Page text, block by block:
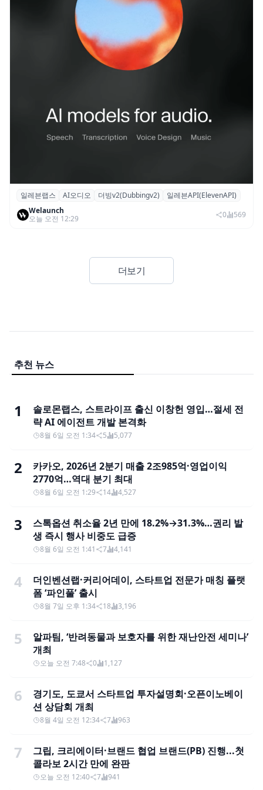
일레븐랩스, 감정·퍼포먼스 재현하는 ‘더빙
v2’ API 공개
일레븐랩스 AI오디오 더빙v2(Dubbingv2)
일레븐API(ElevenAPI)
Welaunch
오늘 오전 12:29
0 569
더보기
추천 뉴스
1
솔로몬랩스, 스트라이프 출신 이창헌 영입…절세 전
략 AI 에이전트 개발 본격화
8월 6일 오전 1:34 5 5,077
2
카카오, 2026년 2분기 매출 2조985억·영업이익
2770억…역대 분기 최대
8월 6일 오전 1:29 14 4,527
3
스톡옵션 취소율 2년 만에 18.2%→31.3%…권리 발
생 즉시 행사 비중도 급증
8월 6일 오전 1:41 7 4,141
4
더인벤션랩·커리어데이, 스타트업 전문가 매칭 플랫
폼 ‘파인풀’ 출시
8월 7일 오후 1:34 18 3,196
5
알파팀, ‘반려동물과 보호자를 위한 재난안전 세미나’
개최
오늘 오전 7:48 0 1,127
6
경기도, 도쿄서 스타트업 투자설명회·오픈이노베이
션 상담회 개최
8월 4일 오전 12:34 7 963
7
그립, 크리에이터·브랜드 협업 브랜드(PB) 진행...첫
콜라보 2시간 만에 완판
오늘 오전 12:40 7 941